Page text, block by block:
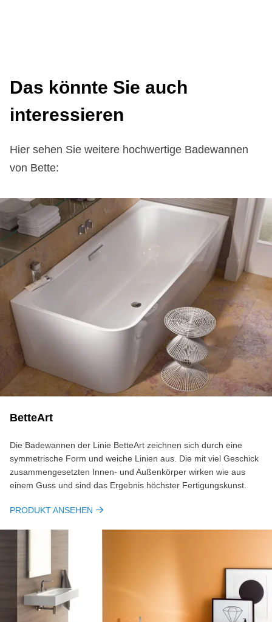
Das könn­te Sie auch
in­ter­es­sie­ren
Hier sehen Sie weitere hochwertige Badewannen
von Bette:
BetteArt
Die Badewannen der Linie BetteArt zeichnen sich durch eine
symmetrische Form und weiche Linien aus. Die mit viel Geschick
zusammengesetzten Innen- und Außenkörper wirken wie aus
einem Guss und sind das Ergebnis höchster Fertigungskunst.
PRODUKT ANSEHEN